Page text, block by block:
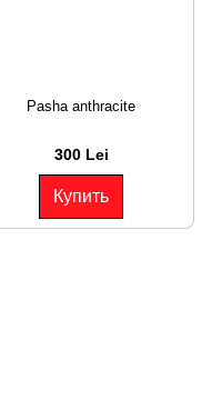
Pasha anthracite
300 Lei
Купить